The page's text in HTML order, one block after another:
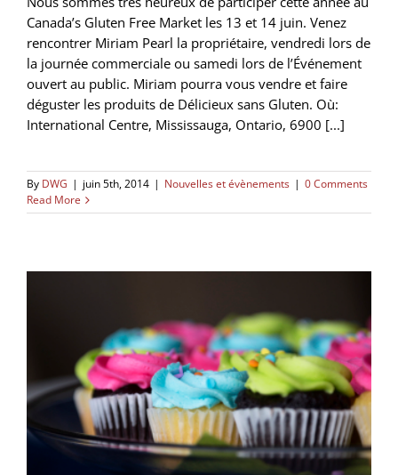
Canada’s Gluten Free Market les 13 et 14 juin. Venez
rencontrer Miriam Pearl la propriétaire, vendredi lors de
la journée commerciale ou samedi lors de l’Événement
ouvert au public. Miriam pourra vous vendre et faire
déguster les produits de Délicieux sans Gluten. Où:
International Centre, Mississauga, Ontario, 6900 [...]
By DWG | juin 5th, 2014 | Nouvelles et évènements | 0 Comments
Read More